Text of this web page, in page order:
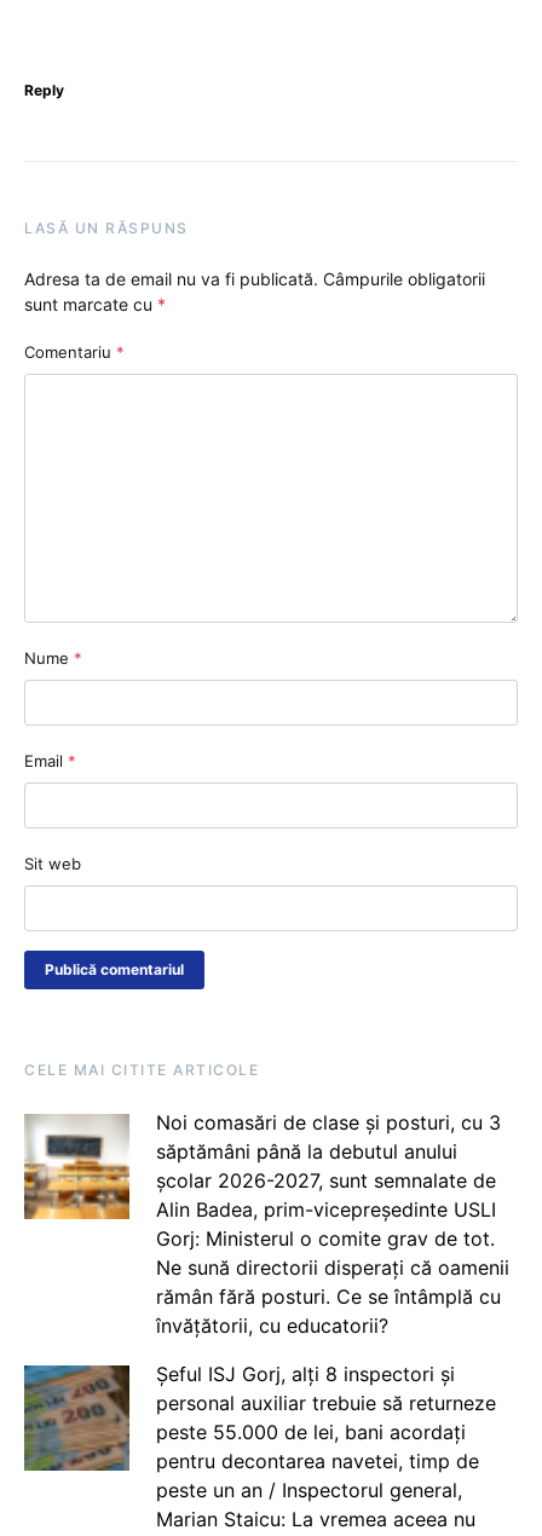
Reply
LASĂ UN RĂSPUNS
Adresa ta de email nu va fi publicată. Câmpurile obligatorii
sunt marcate cu *
Comentariu *
Nume *
Email *
Sit web
CELE MAI CITITE ARTICOLE
Noi comasări de clase și posturi, cu 3
săptămâni până la debutul anului
școlar 2026-2027, sunt semnalate de
Alin Badea, prim-vicepreședinte USLI
Gorj: Ministerul o comite grav de tot.
Ne sună directorii disperați că oamenii
rămân fără posturi. Ce se întâmplă cu
învățătorii, cu educatorii?
Șeful ISJ Gorj, alți 8 inspectori și
personal auxiliar trebuie să returneze
peste 55.000 de lei, bani acordați
pentru decontarea navetei, timp de
peste un an / Inspectorul general,
Marian Staicu: La vremea aceea nu